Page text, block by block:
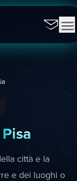
Pisa
città e la
e dei luoghi o